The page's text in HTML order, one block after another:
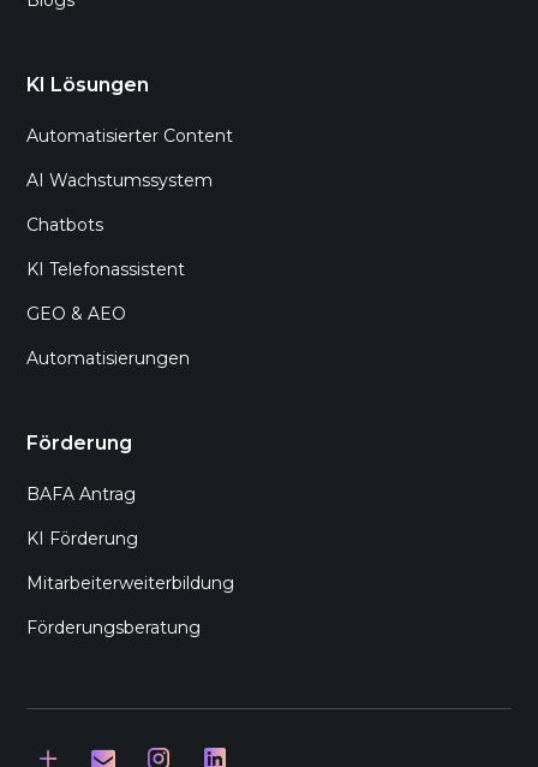
KI Lösungen
Automatisierter Content
AI Wachstumssystem
Chatbots
KI Telefonassistent
GEO & AEO
Automatisierungen
Förderung
BAFA Antrag
KI Förderung
Mitarbeiterweiterbildung
Förderungsberatung